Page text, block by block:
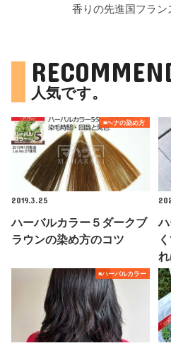
香りの先進国フラ
人気です。
■ヘナの染め方
2019.3.25
ハーバルカラー５ダークブ
ラウンの染め方のコツ
■ハーバルカラー